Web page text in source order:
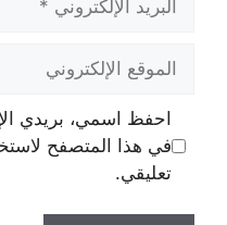
الإلكتروني
الإلكتروني
احفظ اسمي، بريدي
في هذا المتصفح
تعليقي.